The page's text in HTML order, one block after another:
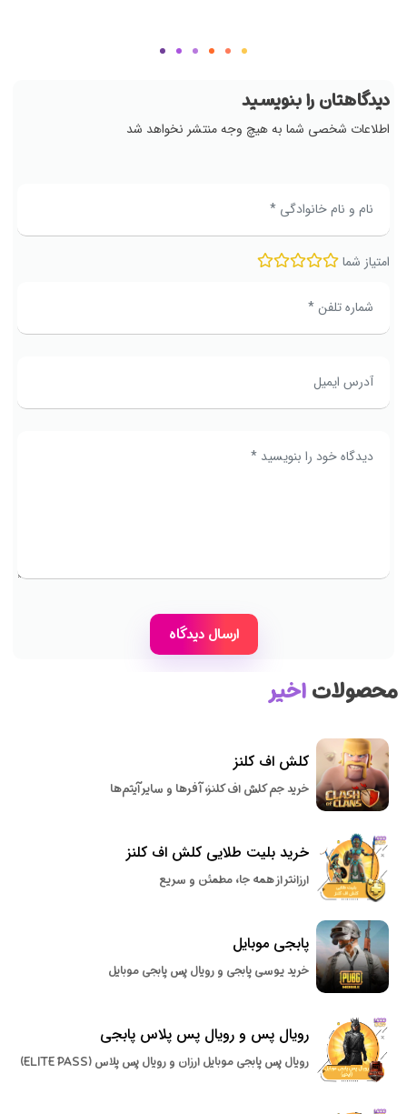
دیدگاهتان را بنویسید
اطلاعات شخصی شما به هیچ وجه منتشر نخواهد شد
امتیاز شما
محصولاتاخیر
کلش اف کلنز
خرید جم کلش اف کلنز، آفرها و سایر آیتم‌ها
خرید بلیت طلایی کلش اف کلنز
ارزانتر از همه جا، مطمئن و سریع
پابجی موبایل
خرید یوسی پابجی و رویال پس پابجی موبایل
رویال پس و رویال پس پلاس پابجی
رویال پس پابجی موبایل ارزان و رویال پس پلاس (ELITE PASS)